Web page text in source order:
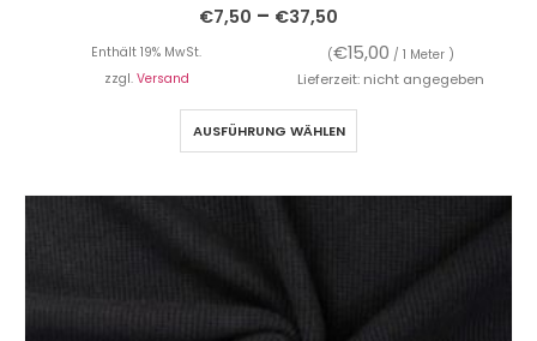
€7,50 – €37,50
Enthält 19% MwSt. (€15,00 / 1 Meter )
zzgl. Versand Lieferzeit: nicht angegeben
AUSFÜHRUNG WÄHLEN